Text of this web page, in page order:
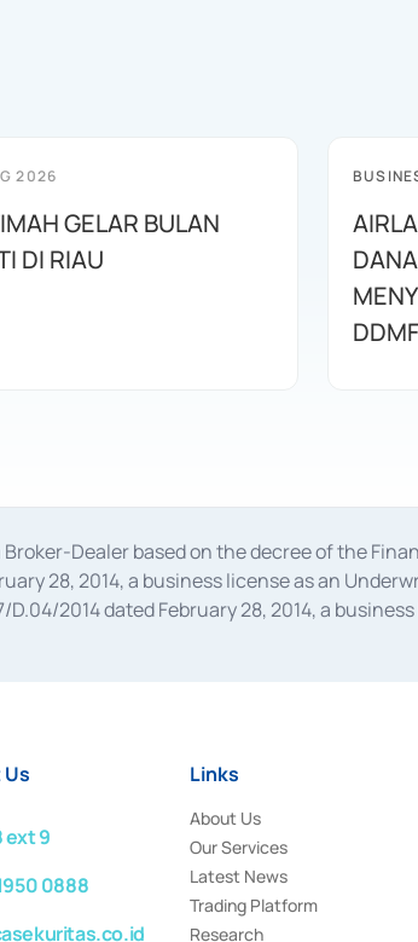
2026
GELAR BULAN
DI RIAU
DDMF
Dealer based on the decree of the
28, 2014, a business license as an
D.04/2014 dated February 28, 2014, a
Financial Services Authority Number S-67/
was issued in 2018.
ext 9
0888
Links
About Us
Our Services
Latest News
Trading Platform
Research